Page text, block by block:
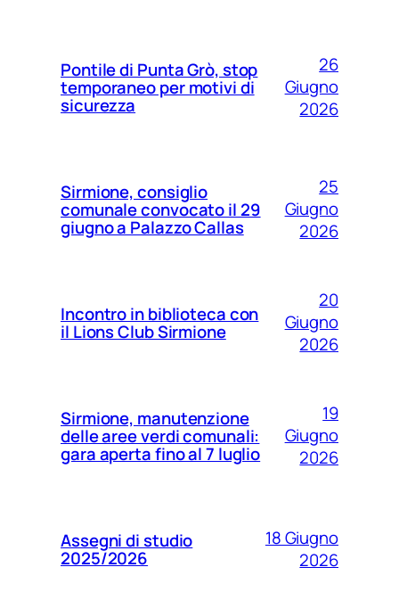
Pontile di Punta Grò, stop
temporaneo per motivi di
sicurezza
26
Giugno
2026
Sirmione, consiglio
comunale convocato il 29
giugno a Palazzo Callas
25
Giugno
2026
Incontro in biblioteca con
il Lions Club Sirmione
20
Giugno
2026
Sirmione, manutenzione
delle aree verdi comunali:
gara aperta fino al 7 luglio
19
Giugno
2026
Assegni di studio
2025/2026
18 Giugno
2026